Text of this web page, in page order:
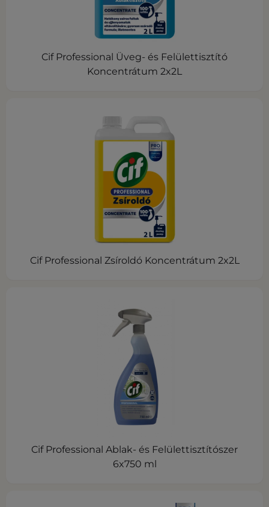
Cif Professional Üveg- és Felülettisztító
Koncentrátum 2x2L
Cif Professional Zsíroldó Koncentrátum 2x2L
Cif Professional Ablak- és Felülettisztítószer
6x750 ml